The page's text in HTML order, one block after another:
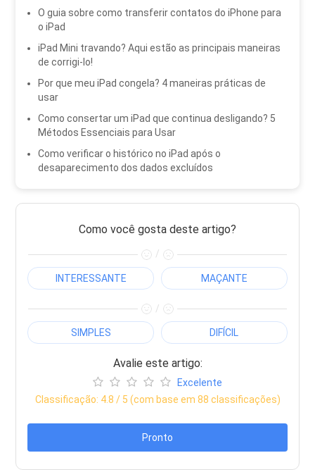
O guia sobre como transferir contatos do iPhone para
o iPad
iPad Mini travando? Aqui estão as principais maneiras
de corrigi-lo!
Por que meu iPad congela? 4 maneiras práticas de
usar
Como consertar um iPad que continua desligando? 5
Métodos Essenciais para Usar
Como verificar o histórico no iPad após o
desaparecimento dos dados excluídos
Como você gosta deste artigo?
/
INTERESSANTE MAÇANTE
/
SIMPLES DIFÍCIL
Avalie este artigo:
Excelente
Classificação: 4.8 / 5 (com base em 88 classificações)
Pronto